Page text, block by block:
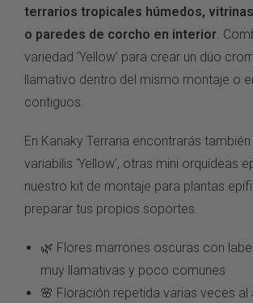
terrarios tropicales húmedos,
o paredes de corcho en interior .
variedad ‘Yellow’ para crear un dúo
llamativo dentro del mismo montaje o
contiguos.
En Kanaky Terraria encontrarás también
variabilis ‘Yellow’, otras mini orquídeas
nuestro kit de montaje para plantas
preparar tus propios soportes.
🌿 Flores marrones oscuras con
muy llamativas y poco comunes
🌸 Floración repetida varias veces al